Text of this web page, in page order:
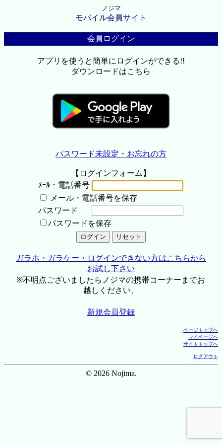
ノジマ
モバイル会員サイト
会員ログイン
アプリを使うと簡単にログインができる!!
ダウンロードはこちら
パスワード未設定・お忘れの方
【ログインフォーム】
ﾒｰﾙ・電話番号
メール・電話番号を保存
パスワード
パスワードを保存
ガラホ・ガラケー・ログインできない方はこちらから
お試し下さい
※不明点ございましたらノジマの携帯コーナーまでお
越しください。
新規会員登録
ページトップへ
マイページへ
サイトトップへ
ログアウト
© 2026 Nojima.